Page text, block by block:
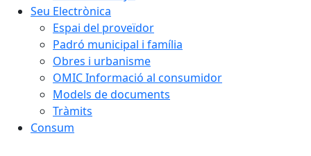
Seu Electrònica
Espai del proveïdor
Padró municipal i família
Obres i urbanisme
OMIC Informació al consumidor
Models de documents
Tràmits
Consum